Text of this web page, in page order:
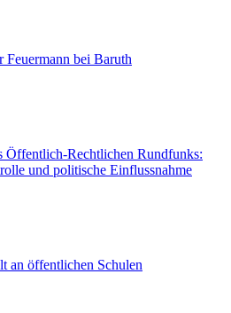
bei Baruth
Öffentlich-Rechtlichen Rundfunks:
und politische Einflussnahme
an öffentlichen Schulen